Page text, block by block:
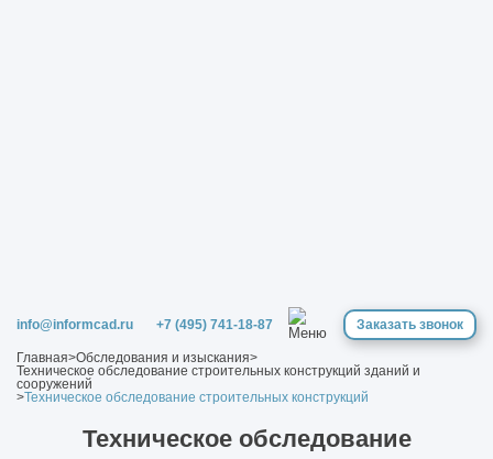
info@informcad.ru +7 (495) 741-18-87 Заказать звонок
Главная>Обследования и изыскания>
Техническое обследование строительных конструкций зданий и
сооружений
>Техническое обследование строительных конструкций
Техническое обследование